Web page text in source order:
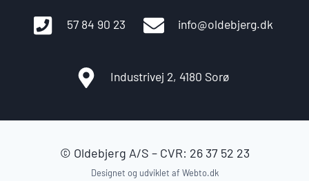
© Oldebjerg A/S – CVR: 26 37 52 23
Designet og udviklet af Webto.dk
57 84 90 23 info@oldebjerg.dk
Industrivej 2, 4180 Sorø